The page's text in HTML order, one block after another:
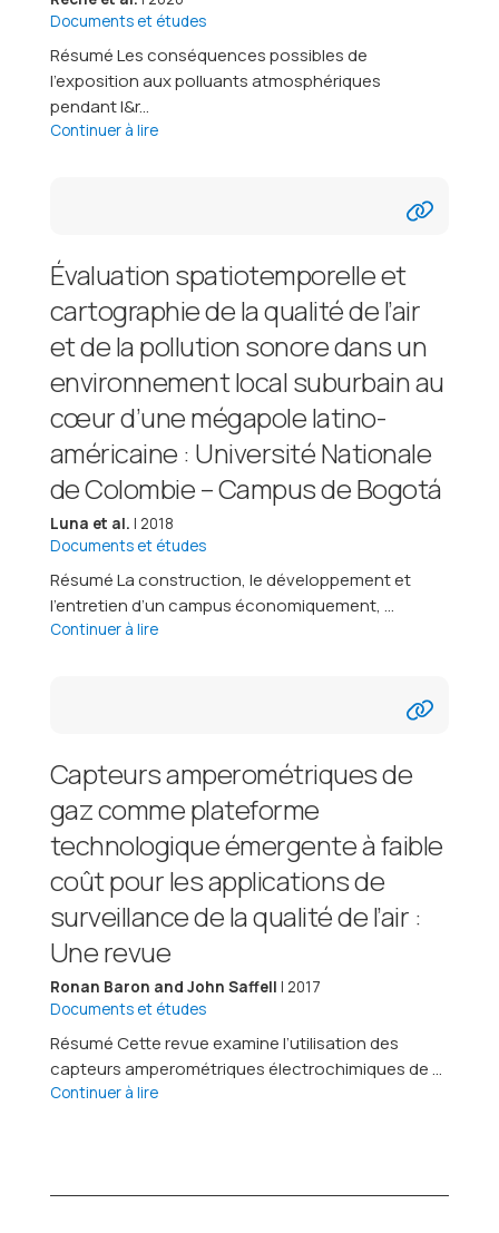
Documents et études
Résumé Les conséquences possibles de
l’exposition aux polluants atmosphériques
pendant l&r...
Continuer à lire
Évaluation spatiotemporelle et
cartographie de la qualité de l’air
et de la pollution sonore dans un
environnement local suburbain au
cœur d’une mégapole latino-
américaine : Université Nationale
de Colombie – Campus de Bogotá
Luna et al. | 2018
Documents et études
Résumé La construction, le développement et
l’entretien d’un campus économiquement, ...
Continuer à lire
Capteurs amperométriques de
gaz comme plateforme
technologique émergente à faible
coût pour les applications de
surveillance de la qualité de l’air :
Une revue
Ronan Baron and John Saffell | 2017
Documents et études
Résumé Cette revue examine l’utilisation des
capteurs amperométriques électrochimiques de ...
Continuer à lire